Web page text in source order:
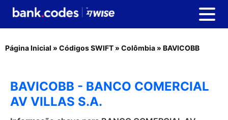
Página Inicial » Códigos SWIFT » Colômbia » BAVICOBB
BAVICOBB - BANCO COMERCIAL
AV VILLAS S.A.